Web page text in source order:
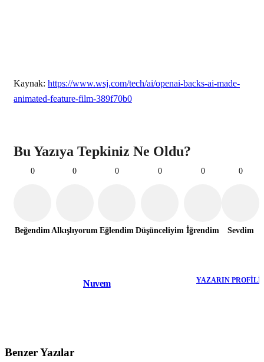
Kaynak: https://www.wsj.com/tech/ai/openai-backs-ai-made-
animated-feature-film-389f70b0
Bu Yazıya Tepkiniz Ne Oldu?
0
Beğendim
0
Alkışlıyorum
0
Eğlendim
0
Düşünceliyim
0
İğrendim
0
Sevdim
Nuvem YAZARIN PROFILI
Benzer Yazılar